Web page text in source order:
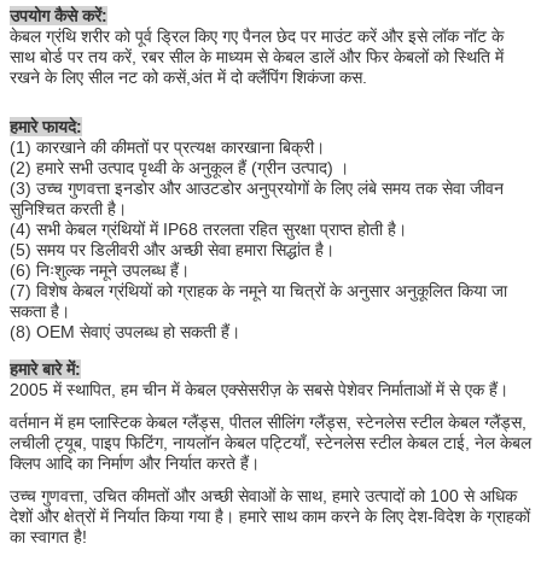
उपयोग कैसे करें:
केबल ग्रंथि शरीर को पूर्व ड्रिल किए गए पैनल छेद पर माउंट करें और इसे लॉक नॉट के
साथ बोर्ड पर तय करें, रबर सील के माध्यम से केबल डालें और फिर केबलों को स्थिति में
रखने के लिए सील नट को कसें,अंत में दो क्लैंपिंग शिकंजा कस.
हमारे फायदे:
(1) कारखाने की कीमतों पर प्रत्यक्ष कारखाना बिक्री।
(2) हमारे सभी उत्पाद पृथ्वी के अनुकूल हैं (ग्रीन उत्पाद) ।
(3) उच्च गुणवत्ता इनडोर और आउटडोर अनुप्रयोगों के लिए लंबे समय तक सेवा जीवन
सुनिश्चित करती है।
(4) सभी केबल ग्रंथियों में IP68 तरलता रहित सुरक्षा प्राप्त होती है।
(5) समय पर डिलीवरी और अच्छी सेवा हमारा सिद्धांत है।
(6) निःशुल्क नमूने उपलब्ध हैं।
(7) विशेष केबल ग्रंथियों को ग्राहक के नमूने या चित्रों के अनुसार अनुकूलित किया जा
सकता है।
(8) OEM सेवाएं उपलब्ध हो सकती हैं।
हमारे बारे में:
2005 में स्थापित, हम चीन में केबल एक्सेसरीज़ के सबसे पेशेवर निर्माताओं में से एक हैं।
वर्तमान में हम प्लास्टिक केबल ग्लैंड्स, पीतल सीलिंग ग्लैंड्स, स्टेनलेस स्टील केबल ग्लैंड्स,
लचीली ट्यूब, पाइप फिटिंग, नायलॉन केबल पट्टियाँ, स्टेनलेस स्टील केबल टाई, नेल केबल
क्लिप आदि का निर्माण और निर्यात करते हैं।
उच्च गुणवत्ता, उचित कीमतों और अच्छी सेवाओं के साथ, हमारे उत्पादों को 100 से अधिक
देशों और क्षेत्रों में निर्यात किया गया है। हमारे साथ काम करने के लिए देश-विदेश के ग्राहकों
का स्वागत है!